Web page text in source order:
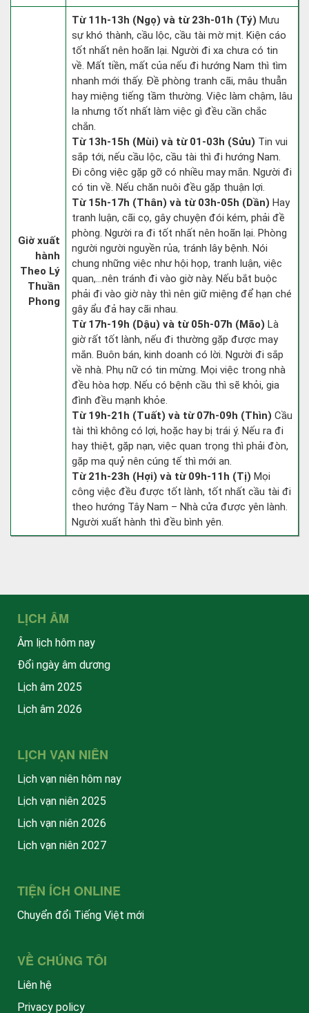
Giờ xuất
hành
Theo Lý
Thuần
Phong
Từ 11h-13h (Ngọ) và từ 23h-01h (Tý) Mưu
sự khó thành, cầu lộc, cầu tài mờ mịt. Kiện cáo
tốt nhất nên hoãn lại. Người đi xa chưa có tin
về. Mất tiền, mất của nếu đi hướng Nam thì tìm
nhanh mới thấy. Đề phòng tranh cãi, mâu thuẫn
hay miệng tiếng tầm thường. Việc làm chậm, lâu
la nhưng tốt nhất làm việc gì đều cần chắc
chắn.
Từ 13h-15h (Mùi) và từ 01-03h (Sửu) Tin vui
sắp tới, nếu cầu lộc, cầu tài thì đi hướng Nam.
Đi công việc gặp gỡ có nhiều may mắn. Người đi
có tin về. Nếu chăn nuôi đều gặp thuận lợi.
Từ 15h-17h (Thân) và từ 03h-05h (Dần) Hay
tranh luận, cãi cọ, gây chuyện đói kém, phải đề
phòng. Người ra đi tốt nhất nên hoãn lại. Phòng
người người nguyền rủa, tránh lây bệnh. Nói
chung những việc như hội họp, tranh luận, việc
quan,…nên tránh đi vào giờ này. Nếu bắt buộc
phải đi vào giờ này thì nên giữ miệng để hạn ché
gây ẩu đả hay cãi nhau.
Từ 17h-19h (Dậu) và từ 05h-07h (Mão) Là
giờ rất tốt lành, nếu đi thường gặp được may
mắn. Buôn bán, kinh doanh có lời. Người đi sắp
về nhà. Phụ nữ có tin mừng. Mọi việc trong nhà
đều hòa hợp. Nếu có bệnh cầu thì sẽ khỏi, gia
đình đều mạnh khỏe.
Từ 19h-21h (Tuất) và từ 07h-09h (Thìn) Cầu
tài thì không có lợi, hoặc hay bị trái ý. Nếu ra đi
hay thiệt, gặp nạn, việc quan trọng thì phải đòn,
gặp ma quỷ nên cúng tế thì mới an.
Từ 21h-23h (Hợi) và từ 09h-11h (Tị) Mọi
công việc đều được tốt lành, tốt nhất cầu tài đi
theo hướng Tây Nam – Nhà cửa được yên lành.
Người xuất hành thì đều bình yên.
LỊCH ÂM
Âm lịch hôm nay
Đổi ngày âm dương
Lịch âm 2025
Lịch âm 2026
LỊCH VẠN NIÊN
Lịch vạn niên hôm nay
Lịch vạn niên 2025
Lịch vạn niên 2026
Lịch vạn niên 2027
TIỆN ÍCH ONLINE
Chuyển đổi Tiếng Việt mới
VỀ CHÚNG TÔI
Liên hệ
Privacy policy